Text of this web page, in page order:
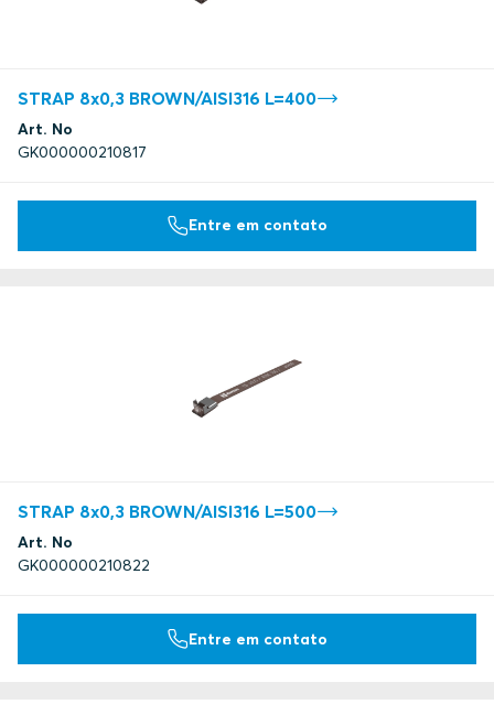
STRAP 8x0,3 BROWN/AISI316 L=400
Art. No
GK000000210817
Entre em contato
STRAP 8x0,3 BROWN/AISI316 L=500
Art. No
GK000000210822
Entre em contato